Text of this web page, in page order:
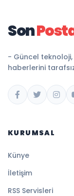
Son
- Güncel
haberlerini
KURUMSAL
Künye
İletişim
RSS Servisleri